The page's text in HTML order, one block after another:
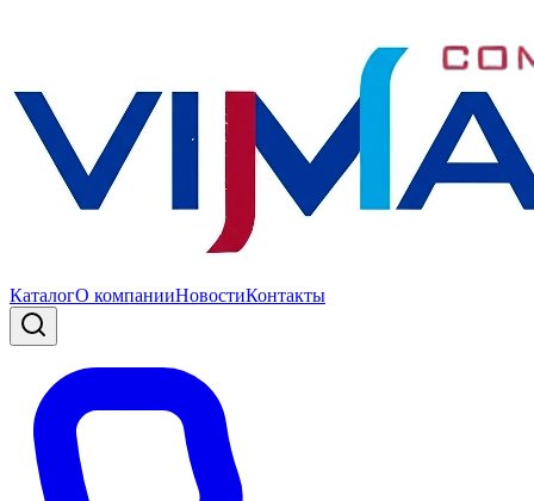
КаталогО компанииНовостиКонтакты